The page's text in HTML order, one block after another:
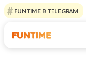
FUNTIME В TELEGRAM